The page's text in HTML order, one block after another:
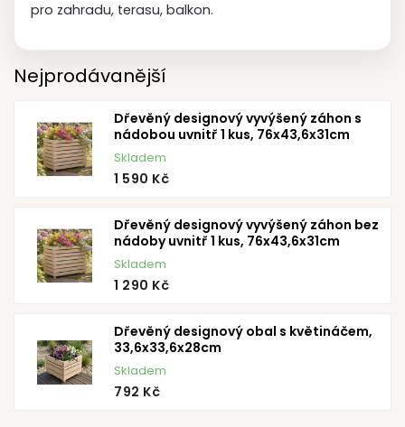
pro zahradu, terasu, balkon.
Nejprodávanější
Dřevěný designový vyvýšený záhon s
nádobou uvnitř 1 kus, 76x43,6x31cm
Skladem
1 590 Kč
Dřevěný designový vyvýšený záhon bez
nádoby uvnitř 1 kus, 76x43,6x31cm
Skladem
1 290 Kč
Dřevěný designový obal s květináčem,
33,6x33,6x28cm
Skladem
792 Kč